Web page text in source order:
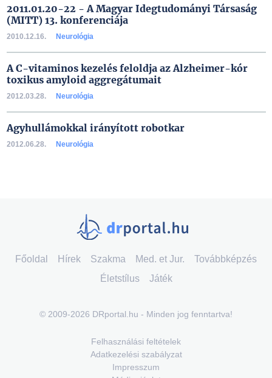
2011.01.20-22 - A Magyar Idegtudományi Társaság
(MITT) 13. konferenciája
2010.12.16. Neurológia
A C-vitaminos kezelés feloldja az Alzheimer-kór
toxikus amyloid aggregátumait
2012.03.28. Neurológia
Agyhullámokkal irányított robotkar
2012.06.28. Neurológia
Főoldal Hírek Szakma Med. et Jur.
Továbbképzés
Életstílus
Játék
© 2009-2026 DRportal.hu - Minden jog fenntartva!
Felhasználási feltételek
Adatkezelési szabályzat
Impresszum